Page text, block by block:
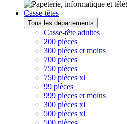
Casse-têtes
Tous les départements
Casse-tête adultes
200 pièces
300 pièces et moins
700 pièces
750 pièces
750 pièces xl
99 pièces
999 pieces et moins
300 pièces xl
500 pièces xl
500 pièces